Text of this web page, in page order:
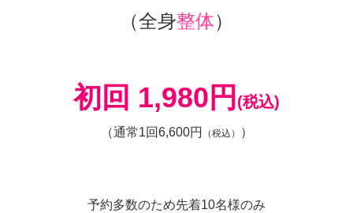
（全身整体）
初回 1,980円 (税込)
（通常1回6,600円 （税込） ）
予約多数のため先着10名様のみ